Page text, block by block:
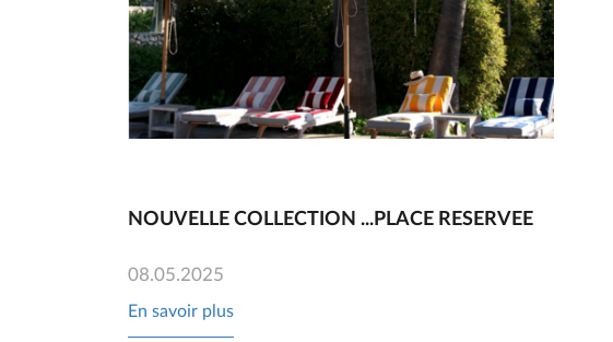
NOUVELLE COLLECTION ...PLACE RESERVEE
08.05.2025
En savoir plus